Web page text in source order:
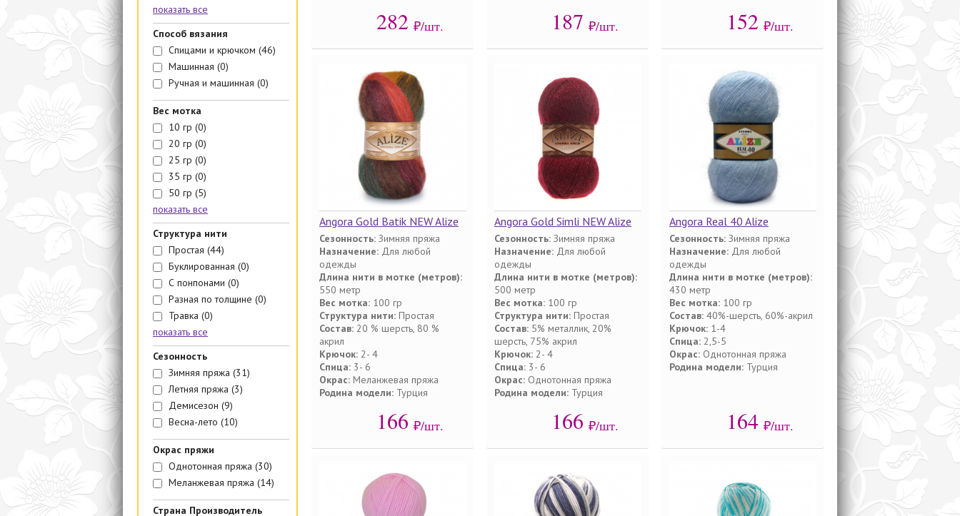
показать все
Способ вязания
Спицами и крючком (46)
Машинная (0)
Ручная и машинная (0)
Вес мотка
10 гр (0)
20 гр (0)
25 гр (0)
35 гр (0)
50 гр (5)
показать все
Структура нити
Простая (44)
Буклированная (0)
С понпонами (0)
Разная по толщине (0)
Травка (0)
показать все
Сезонность
Зимняя пряжа (31)
Летняя пряжа (3)
Демисезон (9)
Весна-лето (10)
Окрас пряжи
Однотонная пряжа (30)
Меланжевая пряжа (14)
Страна Производитель
282 ₽/шт. 187 ₽/шт. 152 ₽/шт.
Angora Gold Batik NEW Alize
Сезонность: Зимняя пряжа
Назначение: Для любой
одежды
Длина нити в мотке (метров):
550 метр
Вес мотка: 100 гр
Структура нити: Простая
Состав: 20 % шерсть, 80 %
акрил
Крючок: 2- 4
Спица: 3- 6
Окрас: Меланжевая пряжа
Родина модели: Турция
166 ₽/шт.
Angora Gold Simli NEW Alize
Сезонность: Зимняя пряжа
Назначение: Для любой
одежды
Длина нити в мотке (метров):
500 метр
Вес мотка: 100 гр
Структура нити: Простая
Состав: 5% металлик, 20%
шерсть, 75% акрил
Крючок: 2- 4
Спица: 3- 6
Окрас: Однотонная пряжа
Родина модели: Турция
166 ₽/шт.
Angora Real 40 Alize
Сезонность: Зимняя пряжа
Назначение: Для любой
одежды
Длина нити в мотке (метров):
430 метр
Вес мотка: 100 гр
Состав: 40%-шерсть, 60%-акрил
Крючок: 1-4
Спица: 2,5-5
Окрас: Однотонная пряжа
Родина модели: Турция
164 ₽/шт.